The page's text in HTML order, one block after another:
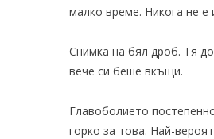
малко време. Никога не е
Снимка на бял дроб. Тя
вече си беше вкъщи.
Главоболието
горко за това. Най-